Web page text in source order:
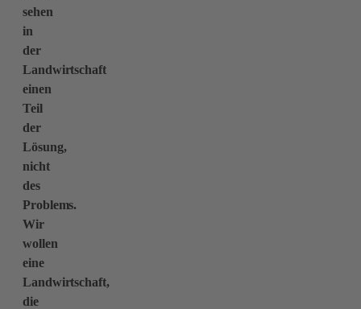
sehen
in
der
Landwirtschaft
einen
Teil
der
Lösung,
nicht
des
Problems.
Wir
wollen
eine
Landwirtschaft,
die